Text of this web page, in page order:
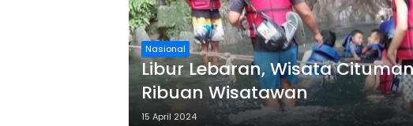
Nasional
Libur Lebaran, Wisata
Ribuan Wisatawan
15 April 2024